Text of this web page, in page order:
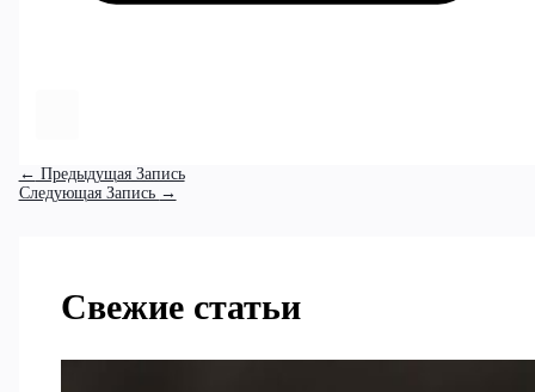
← Предыдущая Запись
Следующая Запись →
Свежие статьи